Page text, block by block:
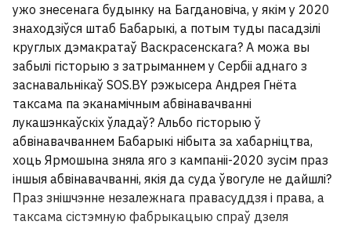
ужо знесенага будынку на Багдановіча, у якім у 2020
знаходзіўся штаб Бабарыкі, а потым туды пасадзілі
круглых дэмакратаў Васкрасенскага? А можа вы
забылі гісторыю з затрыманнем у Сербіі аднаго з
заснавальнікаў SOS.BY рэжысера Андрея Гнёта
таксама па эканамічным абвінавачванні
лукашэнкаўскіх ўладаў? Альбо гісторыю ў
абвінавачваннем Бабарыкі нібыта за хабарніцтва,
хоць Ярмошына зняла яго з кампаніі-2020 зусім праз
іншыя абвінавачванні, якія да суда ўвогуле не дайшлі?
Праз знішчэнне незалежнага правасуддзя і права, а
таксама сістэмную фабрыкацыю спраў дзеля